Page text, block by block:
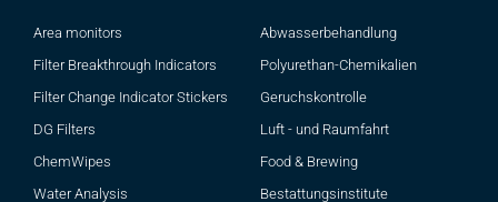
Area monitors
Filter Breakthrough Indicators
Filter Change Indicator Stickers
DG Filters
ChemWipes
Water Analysis
Abwasserbehandlung
Polyurethan-Chemikalien
Geruchskontrolle
Luft - und Raumfahrt
Food & Brewing
Bestattungsinstitute